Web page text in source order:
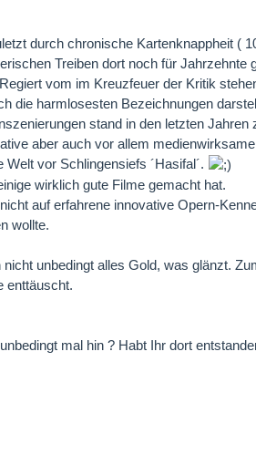
durch chronische Kartenknappheit (
Treiben dort noch für Jahrzehnte
vom im Kreuzfeuer der Kritik
die harmlosesten Bezeichnungen
stand in den letzten Jahren
aber auch vor allem
vor Schlingensiefs ´Hasifal´.
wirklich gute Filme gemacht hat.
auf erfahrene innovative Opern-
wollte.
unbedingt alles Gold, was glänzt.
enttäuscht.
mal hin ? Habt Ihr dort